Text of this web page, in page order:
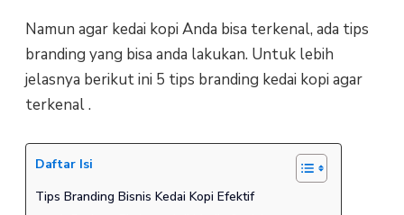
Namun agar kedai kopi Anda bisa terkenal, ada tips
branding yang bisa anda lakukan. Untuk lebih
jelasnya berikut ini 5 tips branding kedai kopi agar
terkenal .
Daftar Isi
Tips Branding Bisnis Kedai Kopi Efektif